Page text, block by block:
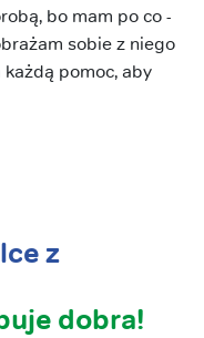
bo mam po co -
sobie z niego
pomoc, aby
z
dobra!